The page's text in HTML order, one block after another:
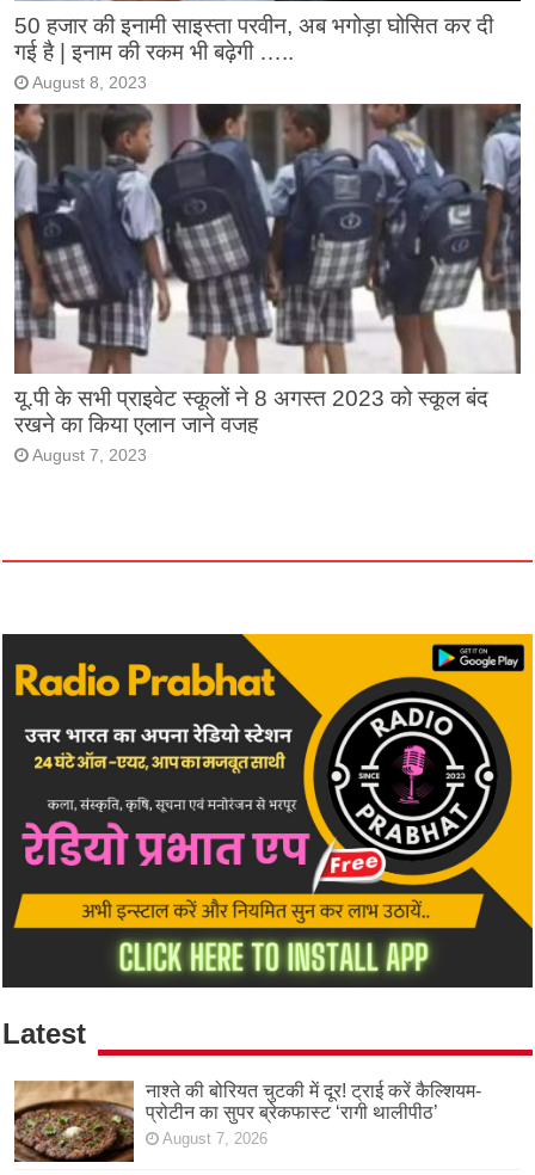
50 हजार की इनामी साइस्ता परवीन, अब भगोड़ा घोसित कर दी
गई है | इनाम की रकम भी बढ़ेगी …..
August 8, 2023
यू.पी के सभी प्राइवेट स्कूलों ने 8 अगस्त 2023 को स्कूल बंद
रखने का किया एलान जाने वजह
August 7, 2023
Latest
नाश्ते की बोरियत चुटकी में दूर! ट्राई करें कैल्शियम-
प्रोटीन का सुपर ब्रेकफास्ट ‘रागी थालीपीठ’
August 7, 2026